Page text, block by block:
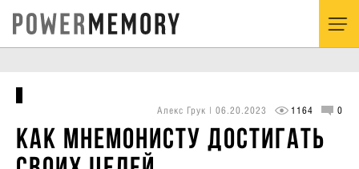
0
1164
Алекс Грук | 06.20.2023
Как мнемонисту достигать